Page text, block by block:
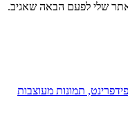
שלי לפעם הבאה שאגיב.